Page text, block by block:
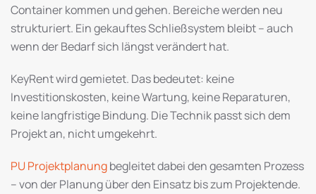
Container kommen und gehen. Bereiche werden neu
strukturiert. Ein gekauftes Schließsystem bleibt – auch
wenn der Bedarf sich längst verändert hat.
KeyRent wird gemietet. Das bedeutet: keine
Investitionskosten, keine Wartung, keine Reparaturen,
keine langfristige Bindung. Die Technik passt sich dem
Projekt an, nicht umgekehrt.
PU Projektplanungbegleitet dabei den gesamten Prozess
– von der Planung über den Einsatz bis zum Projektende.